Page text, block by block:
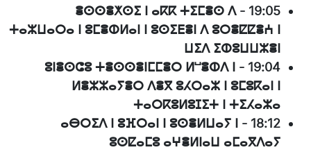
19:05
-
ⴻⵙⵙⴻⵅⵙⵉ ⵏ ⴰⴽⴽ ⵜⵉⵎⴻⵙ ⴷ
ⵜⴰⵣⵡⴰⵔⴰ ⵏ ⵓⵎⴻⵀⵍⴰⵏ ⵏ ⵓⵙⵉⴹⴻⵏ ⴷ ⵓⵔⴻⵇⵇⴻⵄ ⵏ
ⵡⵉⴷ ⵉⵀⵓⵡⵡⵣⴻⵏ
19:04
-
ⵓⵏⴻⵙⵛⵓ ⵜⴻⵙⵙⴻⵏⵎⵎⴻⵔ ⵍⵯⴻⵀⴷ ⵏ
ⵍⴻⵣⵣⴰⵢⴻⵔ ⴷⴻⴳ ⵓⵃⵔⴰⵣ ⵏ ⵓⵎⵓⴽⴰⵏ ⵏ
ⵜⴰⵔⴽⵓⵍⵓⵊⵉⵜ ⵏ ⵜⵉⵃⴰⵣⴰ
18:12
-
ⴰⴱⵔⵉⴷ ⵏ ⵓⴼⵔⴰⵏ ⵏ ⵓⵙⴻⵍⵡⴰⵢ ⵏ
ⵓⵙⵇⴰⵎⵓ ⴰⵖⴻⵍⵏⴰⵡ ⴰⵎⴰⴳⴷⴰⵢ